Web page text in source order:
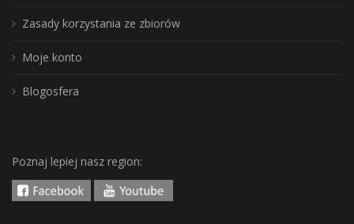
Zasady korzystania ze zbiorów
Moje konto
Blogosfera
Poznaj lepiej nasz region: